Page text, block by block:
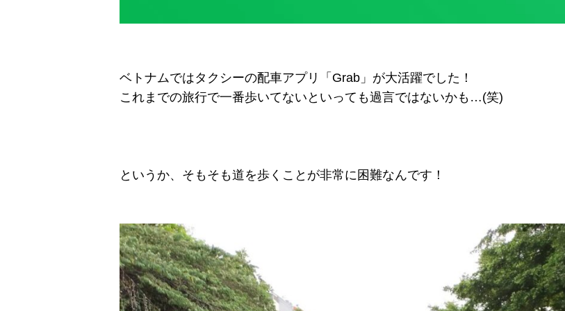
ベトナムではタクシーの配車アプリ「Grab」が大活躍でした！
これまでの旅行で一番歩いてないといっても過言ではないかも…(笑)
というか、そもそも道を歩くことが非常に困難なんです！